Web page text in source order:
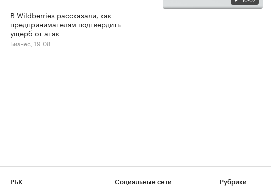
В Wildberries рассказали, как
предпринимателям подтвердить
ущерб от атак
Бизнес, 19:08
РБК Социальные сети Рубрики